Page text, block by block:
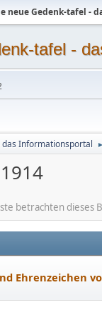
neue Gedenk-tafel -
tafel -
das Informationsportal ►
betrachten dieses
Ehrenzeichen